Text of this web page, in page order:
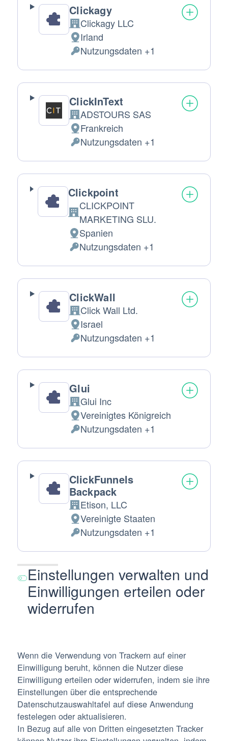
Clickagy
Firma:Clickagy LLC
Verarbeitungsort:
Irland
Verarbeitete
personenbezogene
Daten:
Nutzungsdaten +1
ClickInText
Firma:
ADSTOURS SAS
Verarbeitungsort:
Frankreich
Verarbeitete
personenbezogene
Daten:
Nutzungsdaten +1
Clickpoint
Firma:
CLICKPOINT
MARKETING SLU.
Verarbeitungsort:
Spanien
Verarbeitete
personenbezogene
Daten:
Nutzungsdaten +1
ClickWall
Firma:Click Wall Ltd.
Verarbeitungsort:
Israel
Verarbeitete
personenbezogene
Daten:
Nutzungsdaten +1
Glui
Firma:Glui Inc
Verarbeitungsort:
Vereinigtes Königreich
Verarbeitete
personenbezogene
Daten:
Nutzungsdaten +1
ClickFunnels
Backpack
Firma:Etison, LLC
Verarbeitungsort:
Vereinigte Staaten
Verarbeitete
personenbezogene
Nutzungsdaten +1
Einstellungen verwalten und
Einwilligungen erteilen oder
widerrufen
Wenn die Verwendung von Trackern auf einer
Einwilligung beruht, können die Nutzer diese
Einwilligung erteilen oder widerrufen, indem sie ihre
Einstellungen über die entsprechende
Datenschutzauswahltafel auf diese Anwendung
festelegen oder aktualisieren.
In Bezug auf alle von Dritten eingesetzten Tracker